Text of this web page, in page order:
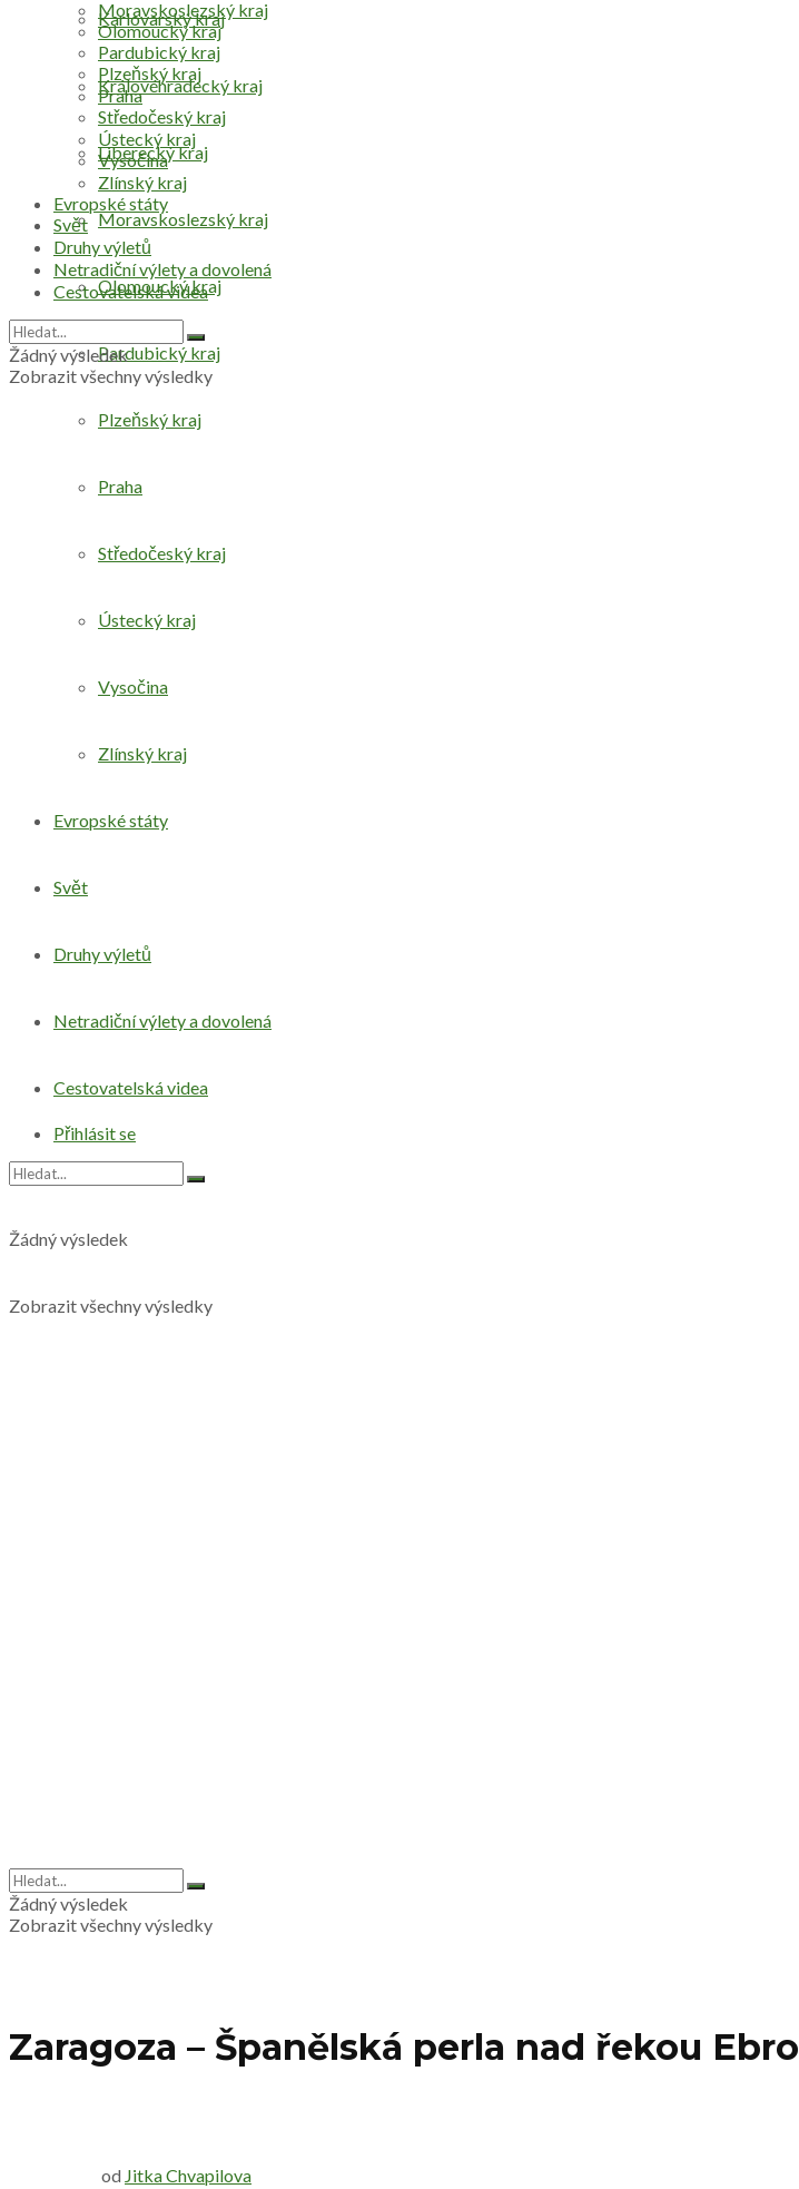
Přihlásit se
Karlovarský kraj
Královéhradecký kraj
Liberecký kraj
Moravskoslezský kraj
Olomoucký kraj
Pardubický kraj
Plzeňský kraj
Praha
Středočeský kraj
Ústecký kraj
Vysočina
Zlínský kraj
Evropské státy
Svět
Druhy výletů
Netradiční výlety a dovolená
Cestovatelská videa
Žádný výsledek
Zobrazit všechny výsledky
Moravskoslezský kraj
Olomoucký kraj
Pardubický kraj
Plzeňský kraj
Praha
Středočeský kraj
Ústecký kraj
Vysočina
Zlínský kraj
Evropské státy
Svět
Druhy výletů
Netradiční výlety a dovolená
Cestovatelská videa
Žádný výsledek
Zobrazit všechny výsledky
Žádný výsledek
Zobrazit všechny výsledky
Zaragoza – Španělská perla nad řekou Ebro
od Jitka Chvapilova